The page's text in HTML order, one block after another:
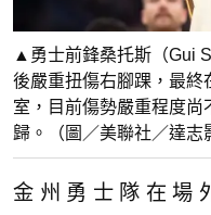
▲勇士前鋒桑托斯（Gui
後嚴重扭傷右腳踝，最終
室，目前傷勢嚴重程度尚
歸。（圖／美聯社／達志
金州勇士隊在場